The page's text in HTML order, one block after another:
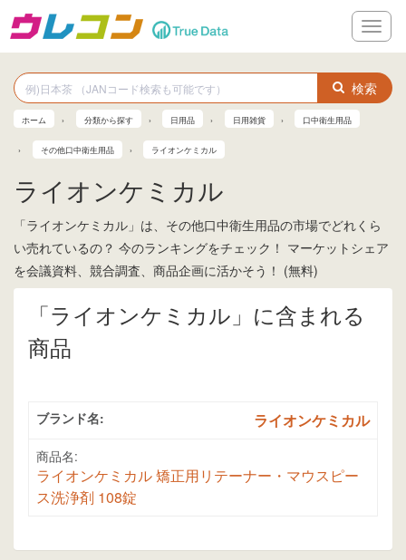
メ
ニ
ー
検索
ホーム 分類から探す 日用品 日用雑貨 口中衛生用品
その他口中衛生用品 ライオンケミカル
ライオンケミカル
「ライオンケミカル」は、その他口中衛生用品の市場でどれくら
い売れているの？ 今のランキングをチェック！ マーケットシェア
を会議資料、競合調査、商品企画に活かそう！ (無料)
「ライオンケミカル」に含まれる
商品
ブランド名: ライオンケミカル
商品名:
ライオンケミカル 矯正用リテーナー・マウスピー
ス洗浄剤 108錠